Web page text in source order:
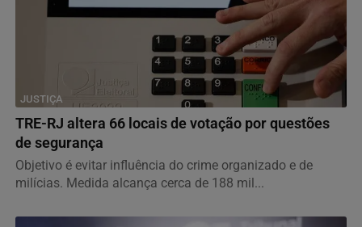
JUSTIÇA
TRE-RJ altera 66 locais de votação por questões
de segurança
Objetivo é evitar influência do crime organizado e de
milícias. Medida alcança cerca de 188 mil...